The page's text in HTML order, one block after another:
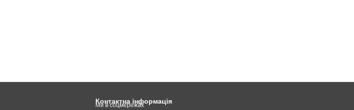
Контактна інформація
Ми в соцмережах